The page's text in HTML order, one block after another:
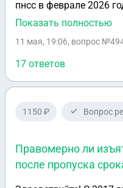
пнсс в феврале 2026
на увольнение по
заелючение нового
увольнение
в январе 2027, и еще,
и беременностью?
Показать полностью
11 мая, 19:06, вопрос
17 ответов
1150 ₽ Вопрос
Правомерно ли
после пропуска